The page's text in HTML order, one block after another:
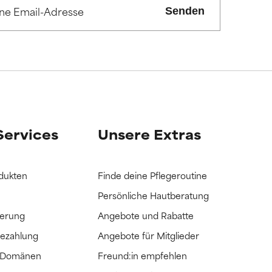
Senden
Unsere Extras
Finde deine Pflegeroutine
Persönliche Hautberatung
Angebote und Rabatte
Angebote für Mitglieder
Freund:in empfehlen